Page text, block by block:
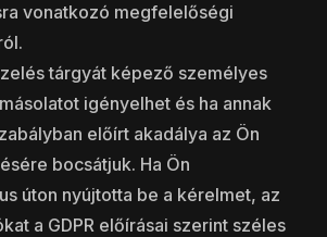
vonatkozó megfelelőségi
tárgyát képező személyes
igényelhet és ha annak
előírt akadálya az Ön
bocsátjuk. Ha Ön
úton nyújtotta be a kérelmet, az
a GDPR előírásai szerint széles